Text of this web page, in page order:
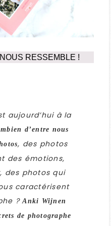
RESSEMBLE !
aujourd’hui à la
d’entre nous
, des photos
des émotions,
des photos qui
caractérisent
?Anki Wijnen
de photographe